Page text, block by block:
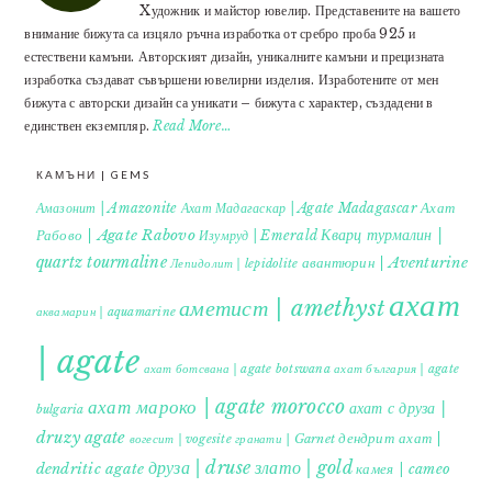
Xудожник и майстор ювелир. Представените на вашето
внимание бижута са изцяло ръчна изработка от сребро проба 925 и
естествени камъни. Авторският дизайн, уникалните камъни и прецизната
изработка създават съвършени ювелирни изделия. Изработените от мен
бижута с авторски дизайн са уникати – бижута с характер, създадени в
единствен екземпляр. Read More…
КАМЪНИ | GEMS
Амазонит | Amazonite Ахат Мадагаскар | Agate Madagascar Ахат
Рабово | Agate Rabovo Изумруд | Emerald Кварц турмалин |
quartz tourmaline Лепидолит | lepidolite авантюрин | Aventurine
аквамарин | aquamarine аметист | amethystахат
| agate ахат ботсвана | agate botswana ахат българия | agate
bulgaria ахат мароко | agate morocco ахат с друза |
druzy agate вогесит | vogesite гранати | Garnet дендрит ахат |
dendritic agate друза | druse злато | gold камея | cameo